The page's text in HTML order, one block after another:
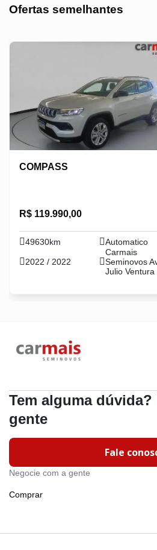
Ofertas semelhantes
COMPASS
R$ 119.990,00
49630km Automatico
2022 / 2022
Carmais
Seminovos
Julio Ventura
Tem alguma dúvida?
gente
Fale
Negocie com a gente
Comprar